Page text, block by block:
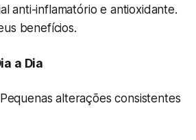
anti-inflamatório e antioxidante.
benefícios.
a Dia
alterações consistentes